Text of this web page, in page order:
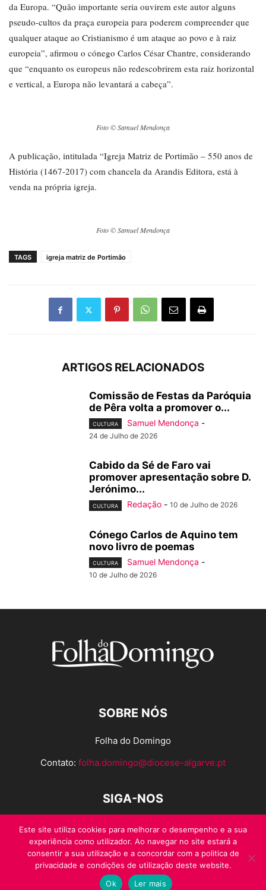
da Europa. “Quão importante seria ouvirem este autor alguns
pseudo-cultos da praça europeia para poderem compreender que
qualquer ataque ao Cristianismo é um ataque ao povo e à raiz
europeia”, afirmou o cónego Carlos César Chantre, considerando
que “enquanto os europeus não redescobrirem esta raiz horizontal
e vertical, a Europa não levantará a cabeça”.
Foto © Samuel Mendonça
A publicação, intitulada “Igreja Matriz de Portimão – 550 anos de
História (1467-2017) com chancela da Arandis Editora, está à
venda na própria igreja.
Foto © Samuel Mendonça
TAGS igreja matriz de Portimão
ARTIGOS RELACIONADOS
Comissão de Festas da Paróquia
de Pêra volta a promover o...
CULTURA Samuel Mendonça -
24 de Julho de 2026
Cabido da Sé de Faro vai
promover apresentação sobre D.
Jerónimo...
CULTURA Redação - 10 de Julho de 2026
Cónego Carlos de Aquino tem
novo livro de poemas
CULTURA Samuel Mendonça -
10 de Julho de 2026
SOBRE NÓS
Folha do Domingo
Contato: folha.domingo@diocese-algarve.pt
SIGA-NOS
© Folha do Domingo 2026, todos os direitos reservados.
Este site utiliza cookies para melhorar o desempenho e a sua
experiência como utilizador. Ao navegar no site estará a
consentir a sua utilização e a concordar com a politica de
privacidade e condições de utilização deste website.
Ok
Ler mais